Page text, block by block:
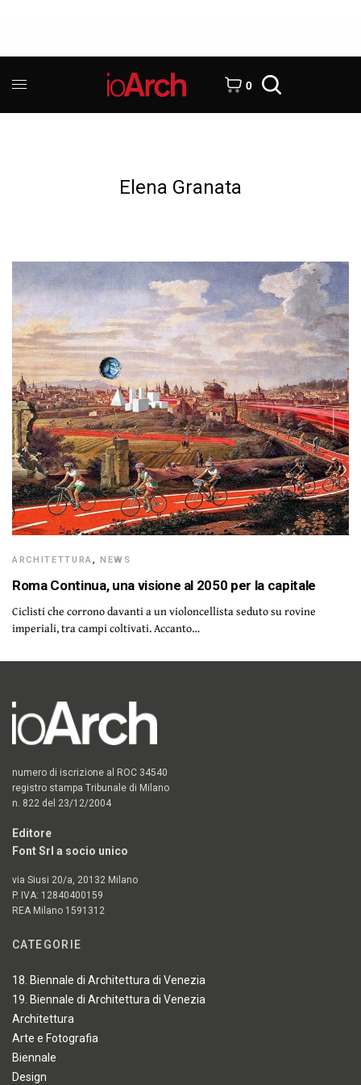
0
Elena Granata
ARCHITETTURA,NEWS
Roma Continua, una visione al 2050 per la capitale
Ciclisti che corrono davanti a un violoncellista seduto su rovine
imperiali, tra campi coltivati. Accanto…
numero di iscrizione al ROC 34540
registro stampa Tribunale di Milano
n. 822 del 23/12/2004
Editore
Font Srl a socio unico
via Siusi 20/a, 20132 Milano
P. IVA: 12840400159
REA Milano 1591312
CATEGORIE
18. Biennale di Architettura di Venezia
19. Biennale di Architettura di Venezia
Architettura
Arte e Fotografia
Biennale
Design